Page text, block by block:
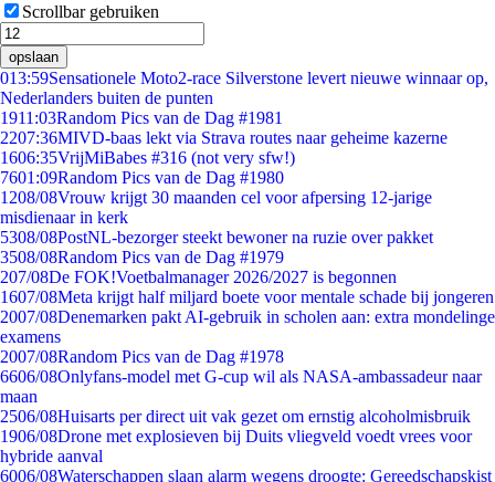
Scrollbar gebruiken
opslaan
013:59Sensationele Moto2-race Silverstone levert nieuwe winnaar op,
Nederlanders buiten de punten
1911:03Random Pics van de Dag #1981
2207:36MIVD-baas lekt via Strava routes naar geheime kazerne
1606:35VrijMiBabes #316 (not very sfw!)
7601:09Random Pics van de Dag #1980
1208/08Vrouw krijgt 30 maanden cel voor afpersing 12-jarige
misdienaar in kerk
5308/08PostNL-bezorger steekt bewoner na ruzie over pakket
3508/08Random Pics van de Dag #1979
207/08De FOK!Voetbalmanager 2026/2027 is begonnen
1607/08Meta krijgt half miljard boete voor mentale schade bij jongeren
2007/08Denemarken pakt AI-gebruik in scholen aan: extra mondelinge
examens
2007/08Random Pics van de Dag #1978
6606/08Onlyfans-model met G-cup wil als NASA-ambassadeur naar
maan
2506/08Huisarts per direct uit vak gezet om ernstig alcoholmisbruik
1906/08Drone met explosieven bij Duits vliegveld voedt vrees voor
hybride aanval
6006/08Waterschappen slaan alarm wegens droogte: Gereedschapskist